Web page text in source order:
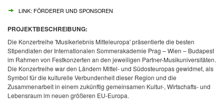
LINK: FÖRDERER UND SPONSOREN
PROJEKTBESCHREIBUNG:
Die Konzertreihe 'Musikerlebnis Mitteleuropa' präsentierte die besten
Stipendiaten der Internationalen Sommerakademie Prag – Wien – Budapest
im Rahmen von Festkonzerten an den jeweiligen Partner-Musikuniversitäten.
Die Konzertreihe war den Ländern Mittel- und Südosteuropas gewidmet, als
Symbol für die kulturelle Verbundenheit dieser Region und die
Zusammenarbeit in einem zukünftig gemeinsamen Kultur-, Wirtschafts- und
Lebensraum im neuen größeren EU-Europa.